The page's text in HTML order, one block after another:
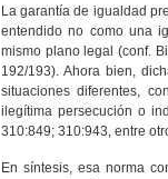
La garantía de igualdad
entendido no como una
mismo plano legal (conf.
192/193). Ahora bien,
situaciones diferentes,
ilegítima persecución o
310:849; 310:943, entre
En síntesis, esa norma